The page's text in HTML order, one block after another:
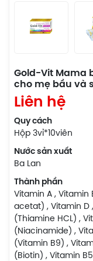
Gold-Vit Mama
cho mẹ bầu và
Liên hệ
Quy cách
Hộp 3vỉ*10viên
Nước sản xuất
Ba Lan
Thành phần
Vitamin A ,
acetat) , Vitamin D
(Thiamine HCL) ,
(Niacinamide) ,
(Vitamin B9) ,
(Biotin) , Vitamin